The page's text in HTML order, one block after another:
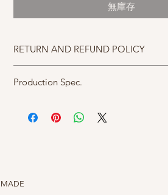
格
格
無庫存
RETURN AND REFUND POLICY
仔細斟酌，因數量有限，售出後無法退換，
Production Spec.
alpaca, 20% Nylon and 2% elastic nylon